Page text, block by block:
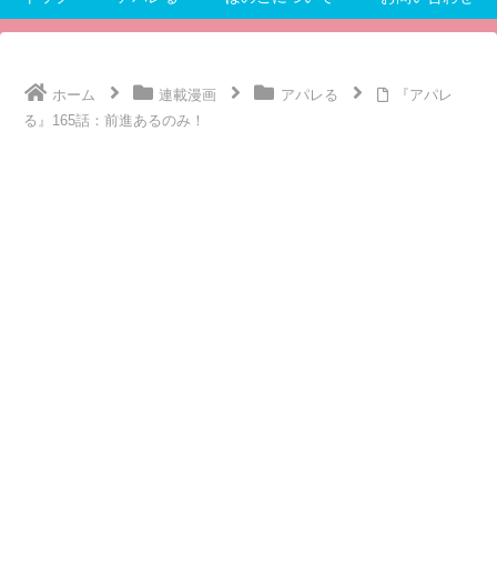
ホーム 連載漫画 アパレる
『アパレ
る』165話：前進あるのみ！